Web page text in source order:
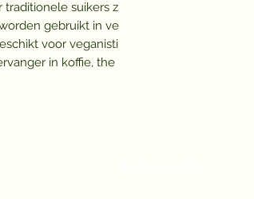
suikers z
gebruikt in ve
voor veganisti
in koffie, the